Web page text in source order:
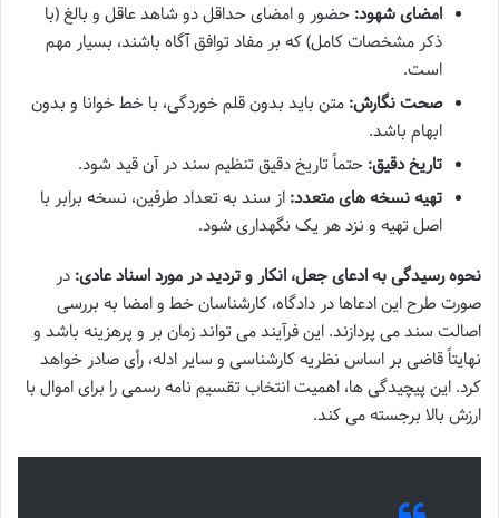
امضای شهود: حضور و امضای حداقل دو شاهد عاقل و بالغ (با
ذکر مشخصات کامل) که بر مفاد توافق آگاه باشند، بسیار مهم
است.
صحت نگارش: متن باید بدون قلم خوردگی، با خط خوانا و بدون
ابهام باشد.
تاریخ دقیق: حتماً تاریخ دقیق تنظیم سند در آن قید شود.
تهیه نسخه های متعدد: از سند به تعداد طرفین، نسخه برابر با
اصل تهیه و نزد هر یک نگهداری شود.
نحوه رسیدگی به ادعای جعل، انکار و تردید در مورد اسناد عادی: در
صورت طرح این ادعاها در دادگاه، کارشناسان خط و امضا به بررسی
اصالت سند می پردازند. این فرآیند می تواند زمان بر و پرهزینه باشد و
نهایتاً قاضی بر اساس نظریه کارشناسی و سایر ادله، رأی صادر خواهد
کرد. این پیچیدگی ها، اهمیت انتخاب تقسیم نامه رسمی را برای اموال با
ارزش بالا برجسته می کند.